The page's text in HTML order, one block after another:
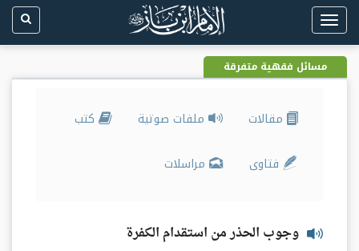
Toggle
navigation
مسائل فقهية متفرقة
مقالات ملفات صوتية كتب
فتاوى مراسلات
وجوب الحذر من استقدام الكفرة